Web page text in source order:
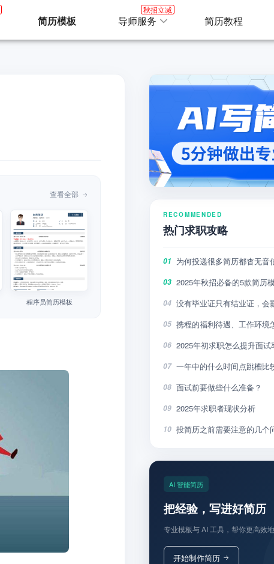
简历模板 导师服务
秋招立减
简历教程
查看全部
程序员简历模板
RECOMMENDED
热门求职攻略
01 为何投递很多简历都杳无音
03 2025年秋招必备的5款简历
04 没有毕业证只有结业证，会
05 携程的福利待遇、工作环境
06 2025年初求职怎么提升面试
07 一年中的什么时间点跳槽比
08 面试前要做些什么准备？
09 2025年求职者现状分析
10 投简历之前需要注意的几个
AI 智能简历
把经验，写进好简历
专业模板与 AI 工具，帮你更高效地
开始制作简历